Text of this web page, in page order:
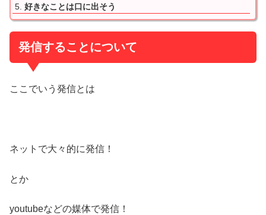
好きなことは口に出そう
発信することについて
ここでいう発信とは
ネットで大々的に発信！
とか
youtubeなどの媒体で発信！